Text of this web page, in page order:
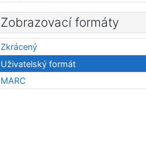
Zobrazovací formáty
Zkrácený
Uživatelský formát
MARC